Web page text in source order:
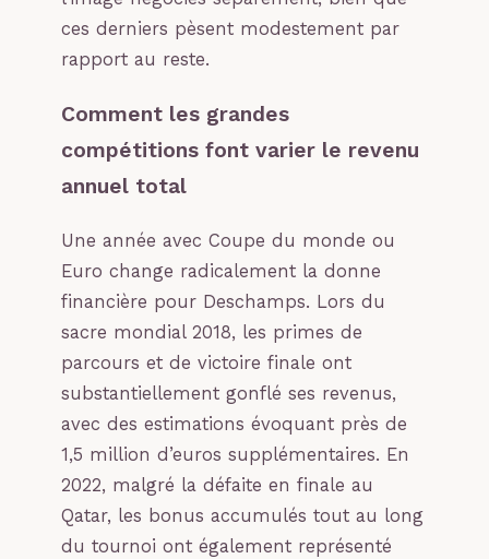
ces derniers pèsent modestement par
rapport au reste.
Comment les grandes
compétitions font varier le revenu
annuel total
Une année avec Coupe du monde ou
Euro change radicalement la donne
financière pour Deschamps. Lors du
sacre mondial 2018, les primes de
parcours et de victoire finale ont
substantiellement gonflé ses revenus,
avec des estimations évoquant près de
1,5 million d’euros supplémentaires. En
2022, malgré la défaite en finale au
Qatar, les bonus accumulés tout au long
du tournoi ont également représenté